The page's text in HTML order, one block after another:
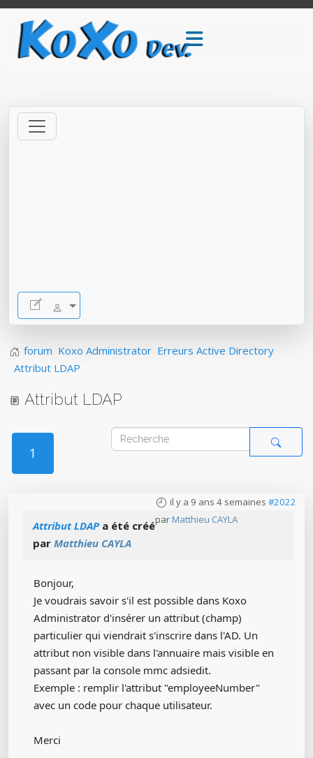
forum Koxo Administrator Erreurs Active Directory
Attribut LDAP
Attribut LDAP
1
il y a 9 ans 4 semaines #2022
par Matthieu CAYLA
Attribut LDAPa été créé
par Matthieu CAYLA
Bonjour,
Je voudrais savoir s'il est possible dans Koxo
Administrator d'insérer un attribut (champ)
particulier qui viendrait s'inscrire dans l'AD. Un
attribut non visible dans l'annuaire mais visible en
passant par la console mmc adsiedit.
Exemple : remplir l'attribut "employeeNumber"
avec un code pour chaque utilisateur.
Merci